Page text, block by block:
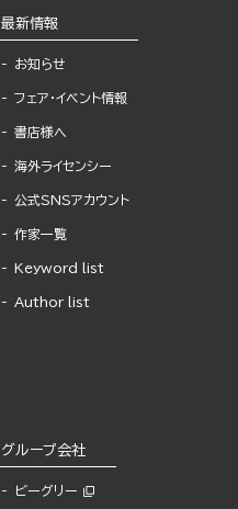
最新情報
お知らせ
フェア・イベント情報
書店様へ
海外ライセンシー
公式SNSアカウント
作家一覧
Keyword list
Author list
グループ会社
ビーグリー